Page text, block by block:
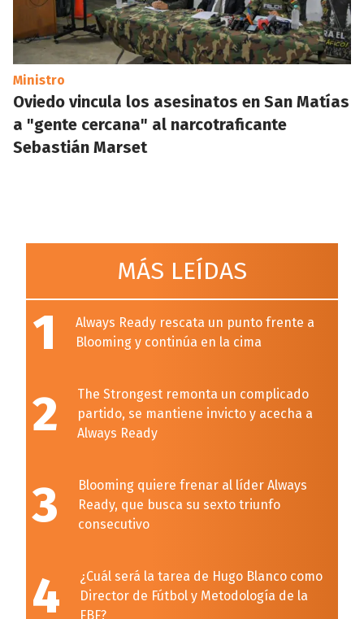
Ministro
Oviedo vincula los asesinatos en San Matías
a "gente cercana" al narcotraficante
Sebastián Marset
MÁS LEÍDAS
1
Always Ready rescata un punto frente a
Blooming y continúa en la cima
2
The Strongest remonta un complicado
partido, se mantiene invicto y acecha a
Always Ready
3
Blooming quiere frenar al líder Always
Ready, que busca su sexto triunfo
consecutivo
4
¿Cuál será la tarea de Hugo Blanco como
Director de Fútbol y Metodología de la
FBF?